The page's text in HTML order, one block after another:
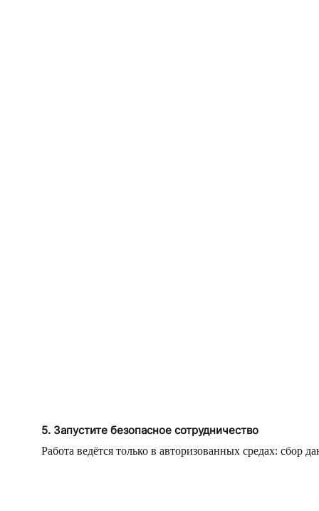
5. Запустите безопасное сотрудничество
Работа ведётся только в авторизованных средах: